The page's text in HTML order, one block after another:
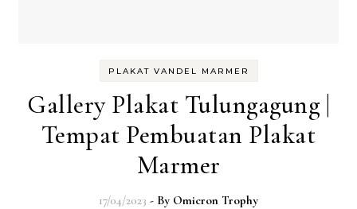
PLAKAT VANDEL MARMER
Gallery Plakat Tulungagung |
Tempat Pembuatan Plakat
Marmer
17/04/2023 - By Omicron Trophy